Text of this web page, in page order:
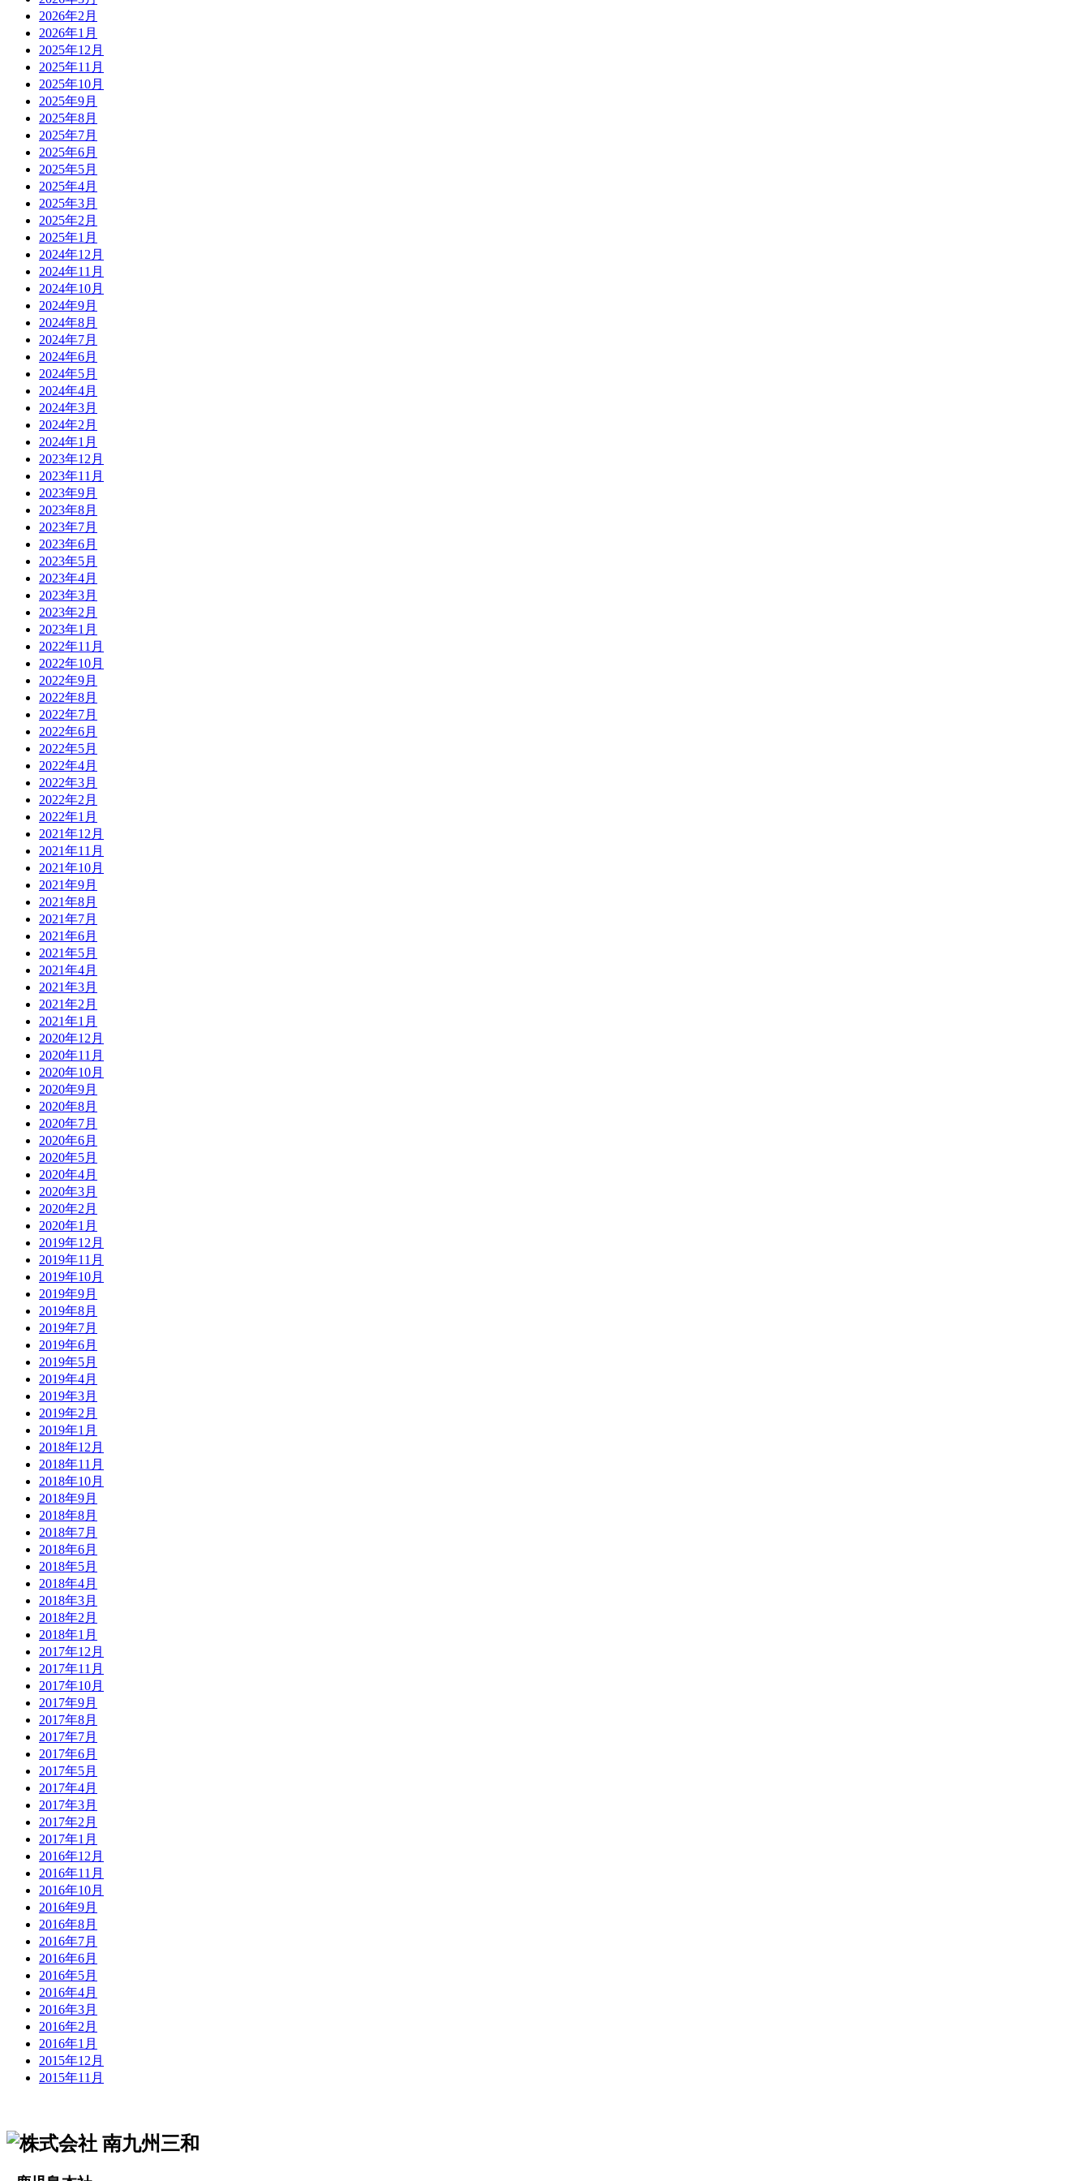
2026年2月
2026年1月
2025年12月
2025年11月
2025年10月
2025年9月
2025年8月
2025年7月
2025年6月
2025年5月
2025年4月
2025年3月
2025年2月
2025年1月
2024年12月
2024年11月
2024年10月
2024年9月
2024年8月
2024年7月
2024年6月
2024年5月
2024年4月
2024年3月
2024年2月
2024年1月
2023年12月
2023年11月
2023年9月
2023年8月
2023年7月
2023年6月
2023年5月
2023年4月
2023年3月
2023年2月
2023年1月
2022年11月
2022年10月
2022年9月
2022年8月
2022年7月
2022年6月
2022年5月
2022年4月
2022年3月
2022年2月
2022年1月
2021年12月
2021年11月
2021年10月
2021年9月
2021年8月
2021年7月
2021年6月
2021年5月
2021年4月
2021年3月
2021年2月
2021年1月
2020年12月
2020年11月
2020年10月
2020年9月
2020年8月
2020年7月
2020年6月
2020年5月
2020年4月
2020年3月
2020年2月
2020年1月
2019年12月
2019年11月
2019年10月
2019年9月
2019年8月
2019年7月
2019年6月
2019年5月
2019年4月
2019年3月
2019年2月
2019年1月
2018年12月
2018年11月
2018年10月
2018年9月
2018年8月
2018年7月
2018年6月
2018年5月
2018年4月
2018年3月
2018年2月
2018年1月
2017年12月
2017年11月
2017年10月
2017年9月
2017年8月
2017年7月
2017年6月
2017年5月
2017年4月
2017年3月
2017年2月
2017年1月
2016年12月
2016年11月
2016年10月
2016年9月
2016年8月
2016年7月
2016年6月
2016年5月
2016年4月
2016年3月
2016年2月
2016年1月
2015年12月
2015年11月